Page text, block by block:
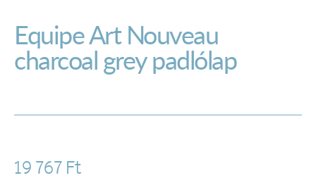
Equipe Art Nouveau
charcoal grey padlólap
19 767 Ft